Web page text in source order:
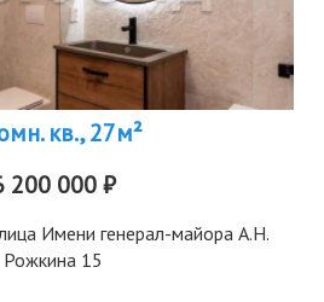
кв., 27м²
200 000 ₽
Имени генерал-майора А.Н.
Рожкина 15